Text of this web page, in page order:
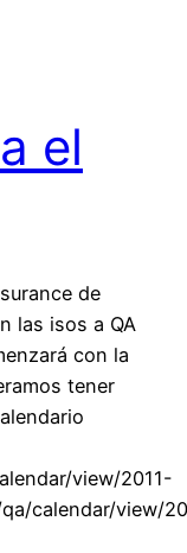
el
de
las isos a QA
con la
tener
view/2011-
calendar/view/